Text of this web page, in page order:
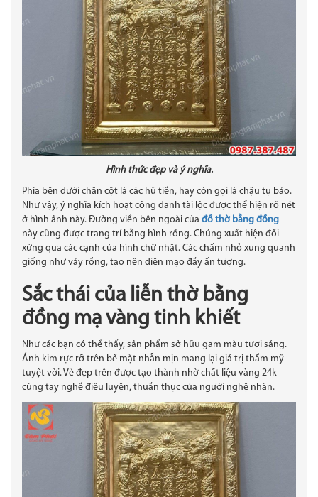
Hình thức đẹp và ý nghĩa.
Phía bên dưới chân cột là các hũ tiền, hay còn gọi là chậu tụ bảo.
Như vậy, ý nghĩa kích hoạt công danh tài lộc được thể hiện rõ nét
ở hình ảnh này. Đường viền bên ngoài của đồ thờ bằng đồng
này cũng được trang trí bằng hình rồng. Chúng xuất hiện đối
xứng qua các cạnh của hình chữ nhật. Các chấm nhỏ xung quanh
giống như vảy rồng, tạo nên diện mạo đầy ấn tượng.
Sắc thái của liễn thờ bằng
đồng mạ vàng tinh khiết
Như các bạn có thể thấy, sản phẩm sở hữu gam màu tươi sáng.
Ánh kim rực rỡ trên bề mặt nhẵn mịn mang lại giá trị thẩm mỹ
tuyệt vời. Vẻ đẹp trên được tạo thành nhờ chất liệu vàng 24k
cùng tay nghề điêu luyện, thuần thục của người nghệ nhân.